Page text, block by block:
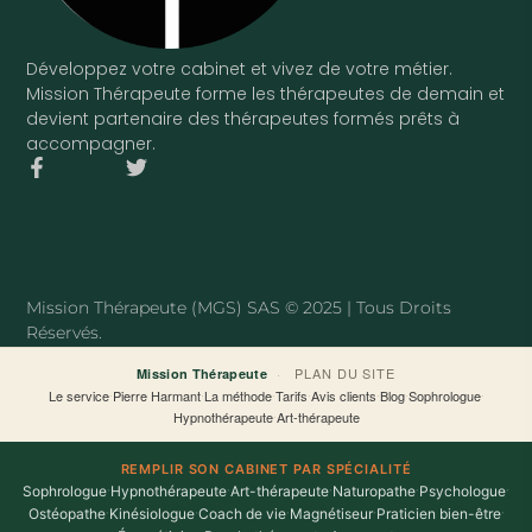
Développez votre cabinet et vivez de votre métier.
Mission Thérapeute forme les thérapeutes de demain et
devient partenaire des thérapeutes formés prêts à
accompagner.
F
k
-
T
Mission Thérapeute (MGS) SAS © 2025 | Tous Droits
Réservés.
Mission Thérapeute ·
PLAN DU SITE
Le service·Pierre Harmant·La méthode·Tarifs·Avis clients·Blog·Sophrologue·
Hypnothérapeute·Art-thérapeute
REMPLIR SON CABINET PAR SPÉCIALITÉ
Sophrologue·Hypnothérapeute·Art-thérapeute·Naturopathe·Psychologue·
Ostéopathe·Kinésiologue·Coach de vie·Magnétiseur·Praticien bien-être·